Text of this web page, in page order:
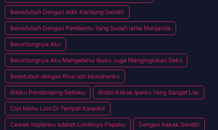
Bersetubuh Dengan Adik Kandung Sendiri
Bersetubuh Dengan Pembantu Yang Sudah lama Menjanda
Beruntungnya Aku
Beruntungnya Aku Mengetahui Ibuku Juga Menginginkan Seks
Besetubuh dengan Rina istri bawahanku
Bibiku Pendamping Setiaku Birahi Kakak Iparku Yang Sangat Liar
Cari Menu Lain Di Tempat Karaoke
Cewek Impianku adalah Lontenya Papaku Dengan Kakak Sendiri